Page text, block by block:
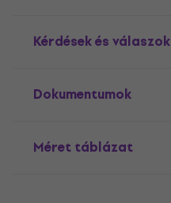
Kérdések és válaszok
Dokumentumok
Méret táblázat